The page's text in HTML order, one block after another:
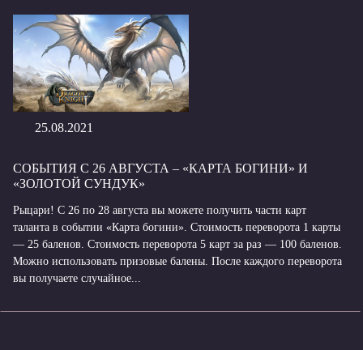
25.08.2021
СОБЫТИЯ С 26 АВГУСТА – «КАРТА БОГИНИ» И
«ЗОЛОТОЙ СУНДУК»
Рыцари! С 26 по 28 августа вы можете получить части карт
таланта в событии «Карта богини». Стоимость переворота 1 карты
— 25 баленов. Стоимость переворота 5 карт за раз — 100 баленов.
Можно использовать призовые балены. После каждого переворота
вы получаете случайное...